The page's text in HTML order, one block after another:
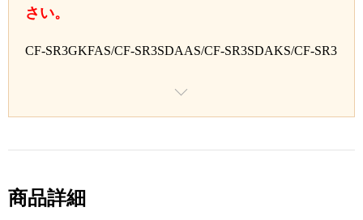
さい。
CF-SR3GKFAS/CF-SR3SDAAS/CF-SR3SDAKS/CF-SR3
F-SR3SKAAS/CF-SR3SKAKS/CF-SR3SKEAS/CF-SR3S
KKAS/CF-SR3TKKKS/CF-QR4RD7AS/CF-QR4RDAA
SR4RD7AS/CF-SR4RDAAS/CF-SR4RDDAS/CF-SR4RF
AAS/CF-SR4STGAS/CF-SR3SRBCP/CF-SR3TRCCP/CF
商品詳細